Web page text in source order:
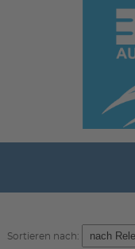
Sortieren nach: